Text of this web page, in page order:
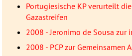
Portugiesische KP verurteilt
Gazastreifen
2008 - Jeronimo de Sousa zur
2008 - PCP zur Gemeinsamen